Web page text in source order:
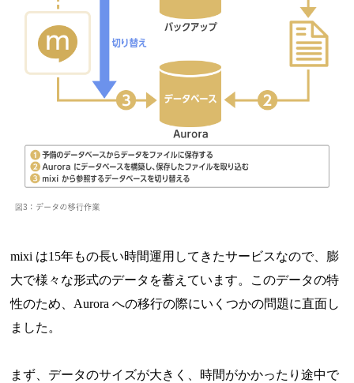
mixi は15年もの長い時間運用してきたサービスなので、膨
大で様々な形式のデータを蓄えています。このデータの特
性のため、Aurora への移行の際にいくつかの問題に直面し
ました。
まず、データのサイズが大きく、時間がかかったり途中で